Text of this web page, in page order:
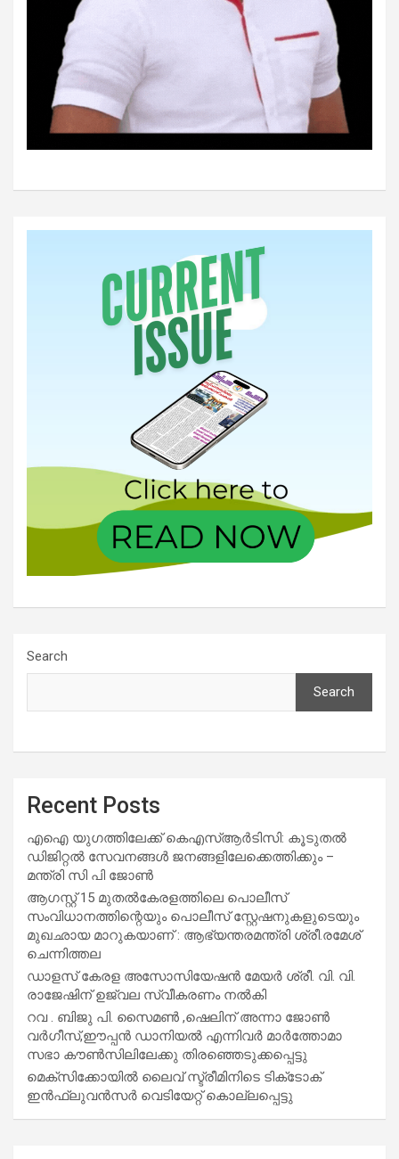
Search
Search
Recent Posts
എഐ യുഗത്തിലേക്ക് കെഎസ്ആർടിസി: കൂടുതൽ
ഡിജിറ്റൽ സേവനങ്ങൾ ജനങ്ങളിലേക്കെത്തിക്കും –
മന്ത്രി സി പി ജോൺ
ആഗസ്റ്റ് 15 മുതല്‍കേരളത്തിലെ പൊലീസ്
സംവിധാനത്തിന്റെയും പൊലീസ് സ്റ്റേഷനുകളുടെയും
മുഖഛായ മാറുകയാണ് : ആഭ്യന്തരമന്ത്രി ശ്രീ.രമേശ്
ചെന്നിത്തല
ഡാളസ് കേരള അസോസിയേഷൻ മേയർ ശ്രീ. വി. വി.
രാജേഷിന് ഉജ്വല സ്വീകരണം നൽകി
റവ . ബിജു പി. സൈമൺ ,ഷെലിന് അന്നാ ജോൺ
വർഗീസ്,ഈപ്പൻ ഡാനിയൽ എന്നിവർ മാർത്തോമാ
സഭാ കൗൺസിലിലേക്കു തിരഞ്ഞെടുക്കപ്പെട്ടു
മെക്സിക്കോയിൽ ലൈവ് സ്ട്രീമിനിടെ ടിക്‌ടോക്
ഇൻഫ്ലുവൻസർ വെടിയേറ്റ് കൊല്ലപ്പെട്ടു